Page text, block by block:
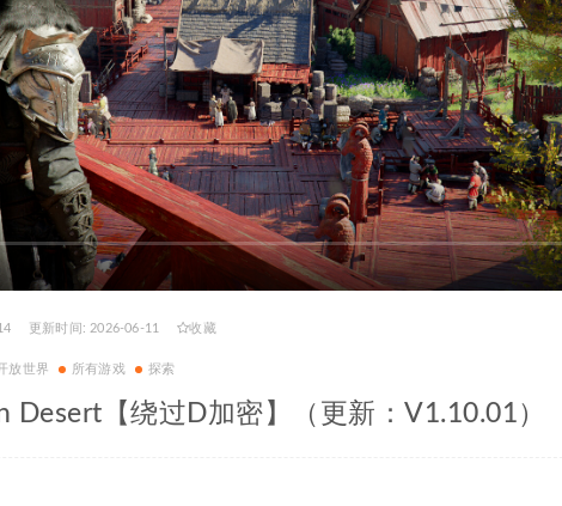
更新时间: 2026-06-11 收藏
放世界 所有游戏 探索
Desert【绕过D加密】（更新：V1.10.01）